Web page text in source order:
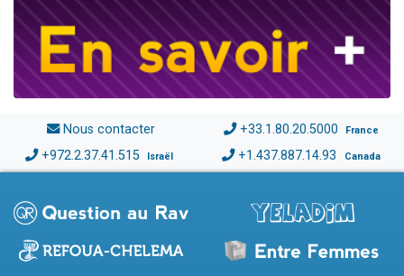
Nous contacter +33.1.80.20.5000 France
+972.2.37.41.515 Israël +1.437.887.14.93 Canada